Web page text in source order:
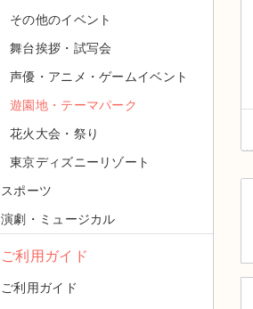
その他のイベント
舞台挨拶・試写会
声優・アニメ・ゲームイベント
遊園地・テーマパーク
花火大会・祭り
東京ディズニーリゾート
スポーツ
演劇・ミュージカル
ご利用ガイド
ご利用ガイド